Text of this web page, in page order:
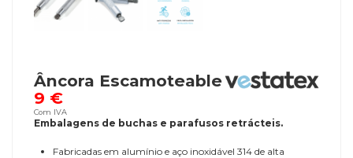
Âncora Escamoteable
9 €
Com IVA
Embalagens de buchas e parafusos retrácteis.
Fabricadas em alumínio e aço inoxidável 314 de alta